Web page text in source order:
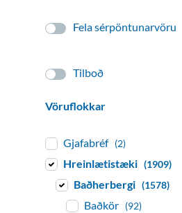
Fela sérpöntunarvöru
Tilboð
Vöruflokkar
Gjafabréf (2)
Hreinlætistæki (1909)
Baðherbergi (1578)
Baðkör (92)